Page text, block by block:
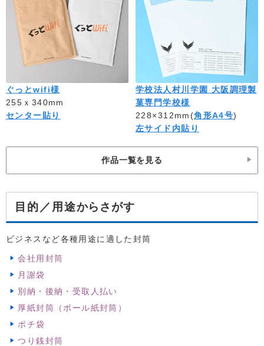
ぐっとwifi様
255ｘ340mm
センター貼り
学校法人村川学園 大阪調理製
菓専門学校様
228×312mm(角形A4号)
左サイド内貼り
作品一覧を見る
目的／用途からさがす
ビジネスなど各種用途に適した封筒
会社用封筒
月謝袋
別納・後納・受取人払い
厚紙封筒（ボール紙封筒）
ポチ袋
つり銭封筒